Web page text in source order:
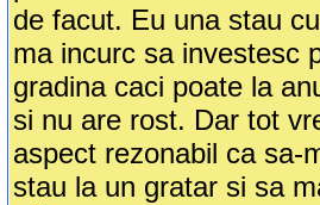
de facut. Eu una stau
ma incurc sa investesc
gradina caci poate la
si nu are rost. Dar tot
aspect rezonabil ca sa-
stau la un gratar si sa